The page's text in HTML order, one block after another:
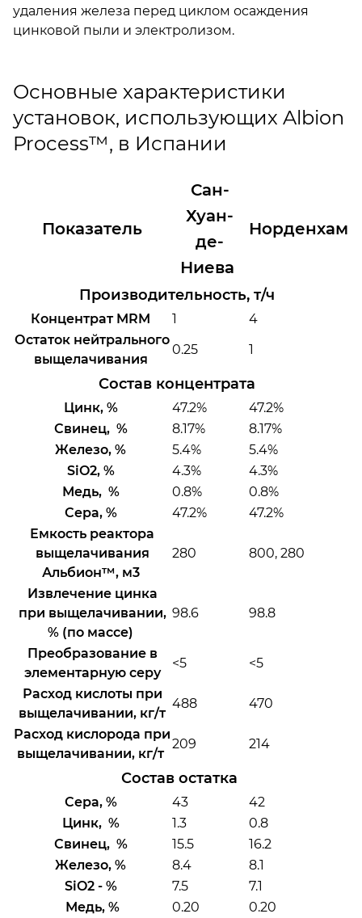
удаления железа перед циклом осаждения
цинковой пыли и электролизом.
Основные характеристики
установок, использующих Albion
Process™, в Испании
Показатель
Сан-
Хуан-
де-
Ниева
Норденхам
Производительность, т/ч ​ ​
Концентрат MRM 1
4
Остаток нейтрального
выщелачивания
0.25 1
Состав концентрата ​ ​
Цинк, % 47.2%
47.2%
Свинец, %
8.17%
8.17%
Железо, %
5.4%
5.4%
SiO2, %
4.3%
4.3%
Медь, %
0.8%
0.8%
Сера, %
47.2%
47.2%
Емкость реактора
выщелачивания
Альбион™, м3
280 800, 280
Извлечение цинка
при выщелачивании,
% (по массе)
98.6 98.8
Преобразование в
элементарную серу
<5
<5
Расход кислоты при
выщелачивании, кг/т
488
470
Расход кислорода при
выщелачивании, кг/т
209 214
Состав остатка​ ​
Сера, % 43
42
Цинк, %
1.3
0.8
Свинец, %
15.5
16.2
Железо, %
8.4
8.1
SiO2 - %
7.5
7.1
Медь, %
0.20 0.20